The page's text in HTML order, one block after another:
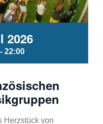
2026
- 22:00
Herzstück von